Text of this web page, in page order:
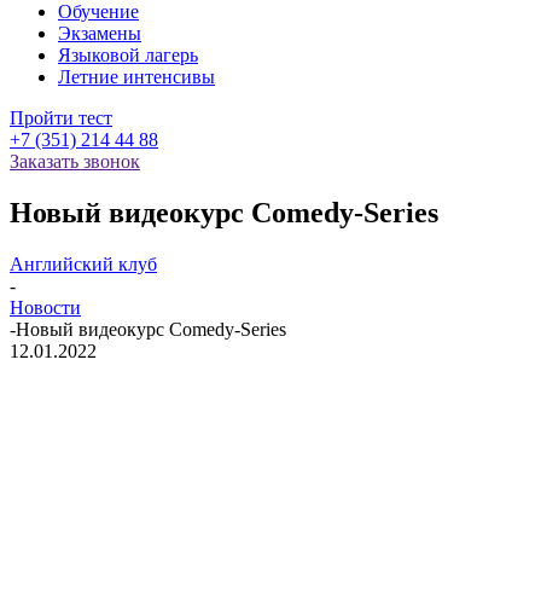
Обучение
Экзамены
Языковой лагерь
Летние интенсивы
Пройти тест
+7 (351) 214 44 88
Заказать звонок
Новый видеокурс Comedy-Series
Английский клуб
-
Новости
-Новый видеокурс Comedy-Series
12.01.2022